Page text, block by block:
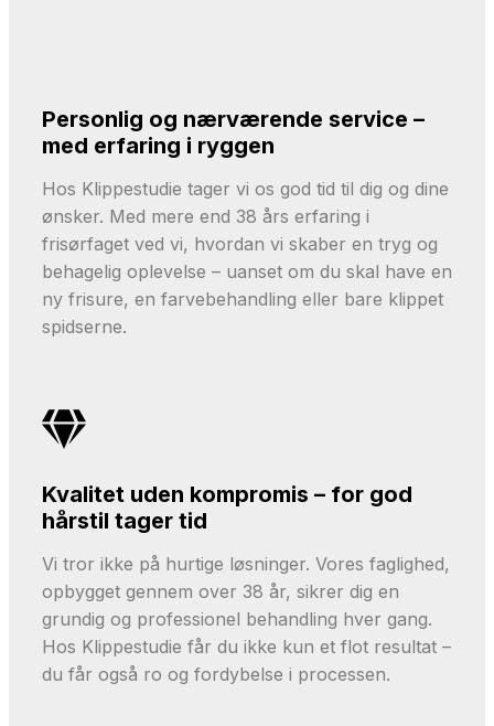
Personlig og nærværende service –
med erfaring i ryggen
Hos Klippestudie tager vi os god tid til dig og dine
ønsker. Med mere end 38 års erfaring i
frisørfaget ved vi, hvordan vi skaber en tryg og
behagelig oplevelse – uanset om du skal have en
ny frisure, en farvebehandling eller bare klippet
spidserne.
Kvalitet uden kompromis – for god
hårstil tager tid
Vi tror ikke på hurtige løsninger. Vores faglighed,
opbygget gennem over 38 år, sikrer dig en
grundig og professionel behandling hver gang.
Hos Klippestudie får du ikke kun et flot resultat –
du får også ro og fordybelse i processen.